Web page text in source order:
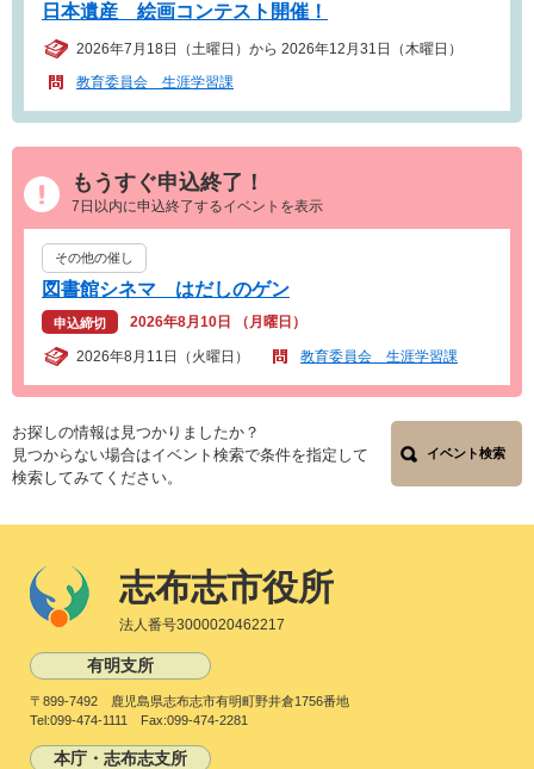
日本遺産 絵画コンテスト開催！
2026年7月18日（土曜日）から 2026年12月31日（木曜日）
教育委員会 生涯学習課
もうすぐ申込終了！
7日以内に申込終了するイベントを表示
その他の催し
図書館シネマ はだしのゲン
申込締切 2026年8月10日 （月曜日）
2026年8月11日（火曜日） 教育委員会 生涯学習課
お探しの情報は見つかりましたか？
見つからない場合はイベント検索で条件を指定して
検索してみてください。
イベント検索
志布志市役所
法人番号3000020462217
有明支所
〒899-7492 鹿児島県志布志市有明町野井倉1756番地
Tel:099-474-1111 Fax:099-474-2281
本庁・志布志支所